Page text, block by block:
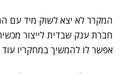
המקרר לא יצא לשוק מיד עם
חברת ענק שבדית לייצור
אפשר לו להמשיך במחקריו